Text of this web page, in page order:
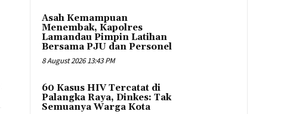
Asah Kemampuan
Menembak, Kapolres
Lamandau Pimpin Latihan
Bersama PJU dan Personel
8 August 2026 13:43 PM
60 Kasus HIV Tercatat di
Palangka Raya, Dinkes: Tak
Semuanya Warga Kota